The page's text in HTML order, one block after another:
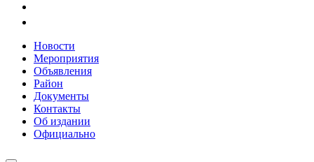
Новости
Мероприятия
Объявления
Район
Документы
Контакты
Об издании
Официально